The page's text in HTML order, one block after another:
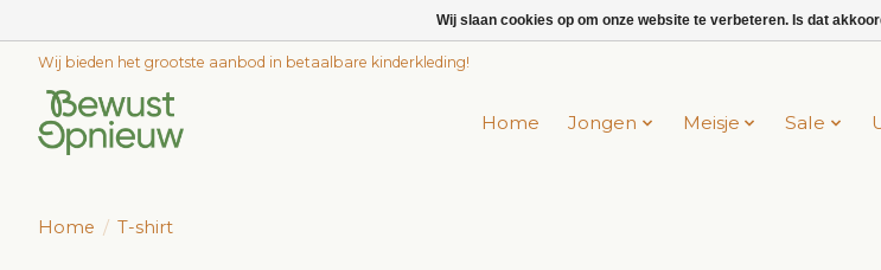
Wij bieden het grootste aanbod in betaalbare kinderkleding!
Home Jongen Meisje Sale
Home / T-shirt
Wij slaan cookies op om onze website te verbeteren. Is dat